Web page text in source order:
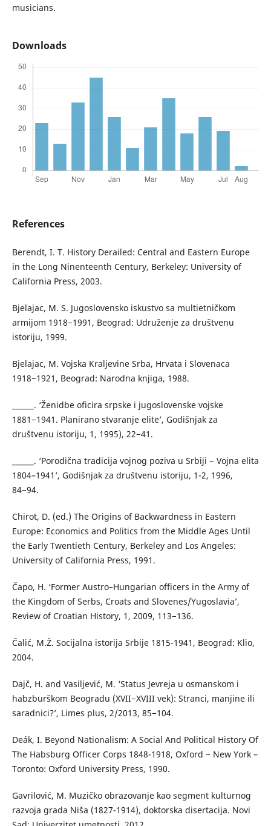
musicians.
Downloads
References
Berendt, I. T. History Derailed: Central and Eastern Europe
in the Long Ninenteenth Century, Berkeley: University of
California Press, 2003.
Bjelajac, M. S. Jugoslovensko iskustvo sa multietničkom
armijom 1918−1991, Beograd: Udruženje za društvenu
istoriju, 1999.
Bjelajac, M. Vojska Kraljevine Srba, Hrvata i Slovenaca
1918−1921, Beograd: Narodna knjiga, 1988.
______. ‘Ženidbe oficira srpske i jugoslovenske vojske
1881−1941. Planirano stvaranje elite’, Godišnjak za
društvenu istoriju, 1, 1995), 22−41.
______. ‘Porodična tradicija vojnog poziva u Srbiji − Vojna elita
1804–1941’, Godišnjak za društvenu istoriju, 1-2, 1996,
84−94.
Chirot, D. (ed.) The Origins of Backwardness in Eastern
Europe: Economics and Politics from the Middle Ages Until
the Early Twentieth Century, Berkeley and Los Angeles:
University of California Press, 1991.
Čapo, H. ‘Former Austro–Hungarian officers in the Army of
the Kingdom of Serbs, Croats and Slovenes/Yugoslavia’,
Review of Croatian History, 1, 2009, 113−136.
Čalić, M.Ž. Socijalna istorija Srbije 1815-1941, Beograd: Klio,
2004.
Dajč, H. and Vasiljević, M. ‘Status Jevreja u osmanskom i
habzburškom Beogradu (XVII−XVIII vek): Stranci, manjine ili
saradnici?’, Limes plus, 2/2013, 85−104.
Deák, I. Beyond Nationalism: A Social And Political History Of
The Habsburg Officer Corps 1848-1918, Oxford − New York –
Toronto: Oxford University Press, 1990.
Gavrilović, M. Muzičko obrazovanje kao segment kulturnog
razvoja grada Niša (1827-1914), doktorska disertacija. Novi